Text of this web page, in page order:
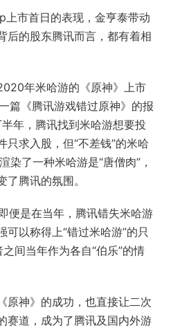
市首日的表现，金亨泰带动
后的股东腾讯而言，都有着相
年米哈游的《原神》上市
篇《腾讯游戏错过原神》的报
年，腾讯找到米哈游想要投
只求入股，但“不差钱”的米哈
了一种米哈游是“唐僧肉”，
腾讯的氛围。
便是在当年，腾讯错失米哈游
以称得上“错过米哈游”的只
间当年作为各自“伯乐”的情
原神》的成功，也直接让二次
赛道，成为了腾讯及国内外游